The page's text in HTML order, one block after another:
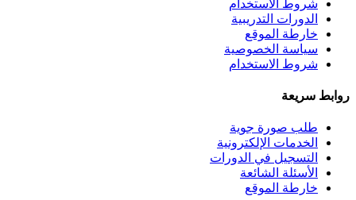
شروط الاستخدام
الدورات التدريبية
خارطة الموقع
سياسة الخصوصية
شروط الاستخدام
روابط سريعة
طلب صورة جوية
الخدمات الإلكترونية
التسجيل في الدورات
الأسئلة الشائعة
خارطة الموقع